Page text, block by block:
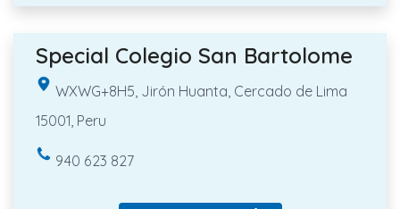
Special Colegio San Bartolome
WXWG+8H5, Jirón Huanta, Cercado de Lima
15001, Peru
940 623 827